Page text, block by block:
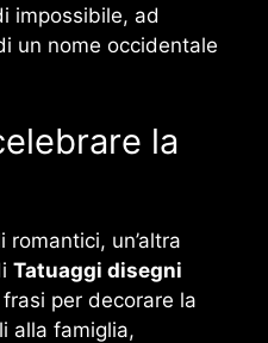
impossibile, ad
un nome occidentale
la
un’altra
Tatuaggi disegni
per decorare la
alla famiglia,